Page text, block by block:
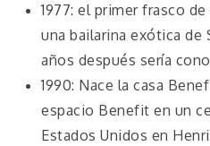
1977: el primer frasco
una bailarina exótica de
años después sería
1990: Nace la casa
espacio Benefit en un
Estados Unidos en